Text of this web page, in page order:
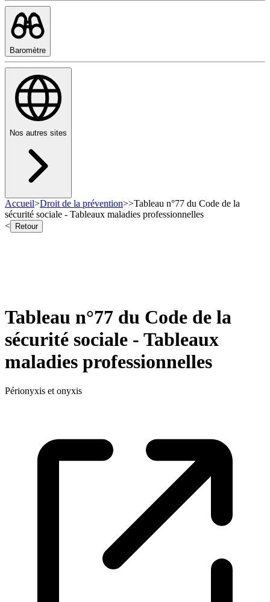
Baromètre
Nos autres sites
Accueil>Droit de la prévention>>Tableau n°77 du Code de la
sécurité sociale - Tableaux maladies professionnelles
<
Retour
Tableau n°77 du Code de la
sécurité sociale - Tableaux
maladies professionnelles
Périonyxis et onyxis